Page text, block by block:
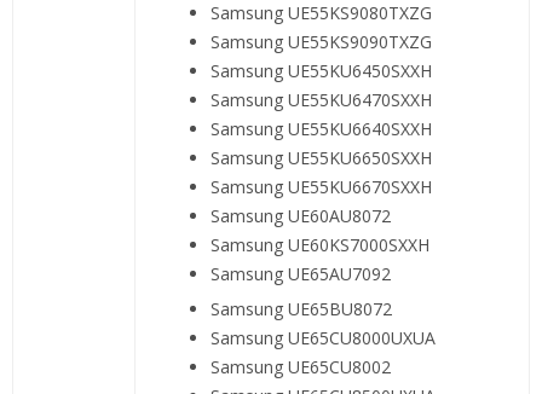
Samsung UE55KS9080TXZG
Samsung UE55KS9090TXZG
Samsung UE55KU6450SXXH
Samsung UE55KU6470SXXH
Samsung UE55KU6640SXXH
Samsung UE55KU6650SXXH
Samsung UE55KU6670SXXH
Samsung UE60AU8072
Samsung UE60KS7000SXXH
Samsung UE65AU7092
Samsung UE65BU8072
Samsung UE65CU8000UXUA
Samsung UE65CU8002